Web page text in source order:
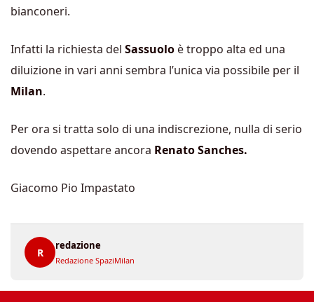
bianconeri.
Infatti la richiesta del Sassuolo è troppo alta ed una
diluizione in vari anni sembra l’unica via possibile per il
Milan.
Per ora si tratta solo di una indiscrezione, nulla di serio
dovendo aspettare ancora Renato Sanches.
Giacomo Pio Impastato
R
redazione
Redazione SpaziMilan